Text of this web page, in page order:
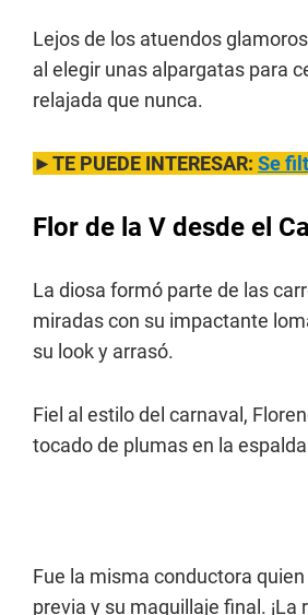
Lejos de los atuendos
al elegir unas alpargatas para
relajada que nunca.
►TE PUEDE INTERESAR: Se
Flor de la V desde el
La diosa formó parte de las
miradas con su impactante
su look y arrasó.
Fiel al estilo del carnaval,
tocado de plumas en la
Fue la misma conductora
previa y su maquillaje final. ¡La